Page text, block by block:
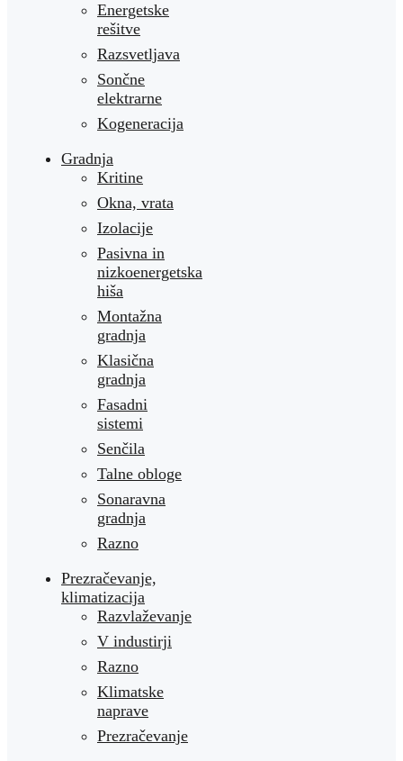
Energetske
rešitve
Razsvetljava
Sončne
elektrarne
Kogeneracija
Gradnja
Kritine
Okna, vrata
Izolacije
Pasivna in
nizkoenergetska
hiša
Montažna
gradnja
Klasična
gradnja
Fasadni
sistemi
Senčila
Talne obloge
Sonaravna
gradnja
Razno
Prezračevanje,
klimatizacija
Razvlaževanje
V industirji
Razno
Klimatske
naprave
Prezračevanje